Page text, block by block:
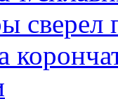
сверел